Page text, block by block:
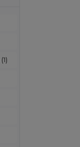
(1)